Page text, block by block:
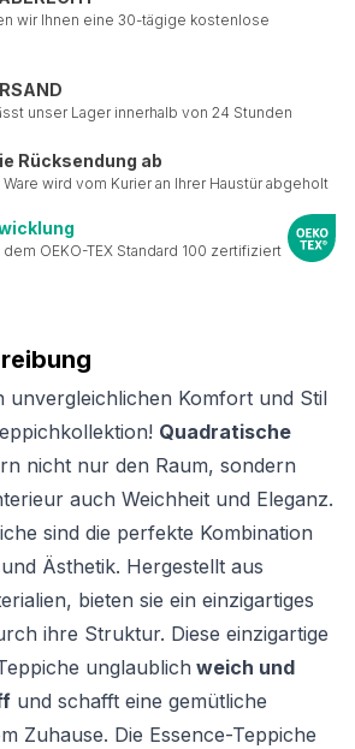
unvergleichlichen Komfort und Stil
Quadratische
nicht nur den Raum, sondern
auch Weichheit und Eleganz.
sind die perfekte Kombination
Ästhetik. Hergestellt aus
bieten sie ein einzigartiges
ihre Struktur. Diese einzigartige
unglaublich weich und
und schafft eine gemütliche
Zuhause. Die Essence-Teppiche
wir Ihnen eine 30-tägige kostenlose
unser Lager innerhalb von 24 Stunden
Rücksendung ab
wird vom Kurier an Ihrer Haustür abgeholt
OEKO-TEX Standard 100 zertifiziert